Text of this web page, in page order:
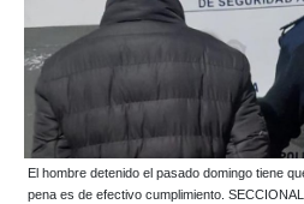
El hombre detenido el pasado domingo tiene
pena es de efectivo cumplimiento.